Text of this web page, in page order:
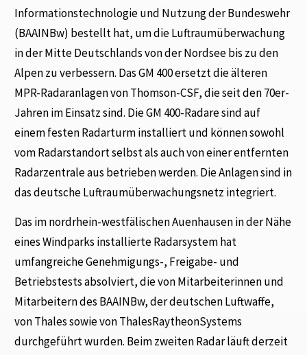
Informationstechnologie und Nutzung der Bundeswehr
(BAAINBw) bestellt hat, um die Luftraumüberwachung
in der Mitte Deutschlands von der Nordsee bis zu den
Alpen zu verbessern. Das GM 400 ersetzt die älteren
MPR-Radaranlagen von Thomson-CSF, die seit den 70er-
Jahren im Einsatz sind. Die GM 400-Radare sind auf
einem festen Radarturm installiert und können sowohl
vom Radarstandort selbst als auch von einer entfernten
Radarzentrale aus betrieben werden. Die Anlagen sind in
das deutsche Luftraumüberwachungsnetz integriert.
Das im nordrhein-westfälischen Auenhausen in der Nähe
eines Windparks installierte Radarsystem hat
umfangreiche Genehmigungs-, Freigabe- und
Betriebstests absolviert, die von Mitarbeiterinnen und
Mitarbeitern des BAAINBw, der deutschen Luftwaffe,
von Thales sowie von ThalesRaytheonSystems
durchgeführt wurden. Beim zweiten Radar läuft derzeit